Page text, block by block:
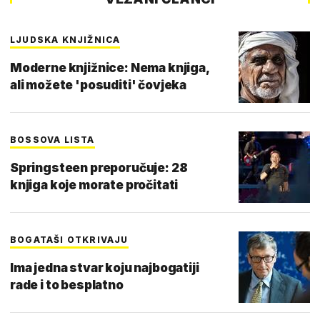
LJUDSKA KNJIŽNICA
Moderne knjižnice: Nema knjiga,
ali možete 'posuditi' čovjeka
BOSSOVA LISTA
Springsteen preporučuje: 28
knjiga koje morate pročitati
BOGATAŠI OTKRIVAJU
Ima jedna stvar koju najbogatiji
rade i to besplatno